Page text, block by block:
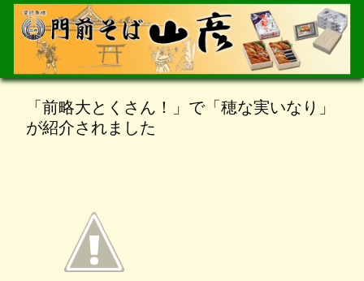
「前略大とくさん！」で「穂な実いなり」
が紹介されました